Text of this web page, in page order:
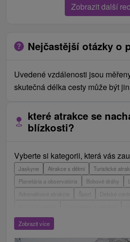
Zobrazit další
Nejčastější otázky o
Uvedené vzdálenosti jsou
skutečná délka cesty může být
které atrakce se
blízkosti?
Vyberte si kategorii, která vás
Jaskyne Atrakce s dětmi
Turistické
Planetária a observatória
Bobové dráhy
Adrenalinové atrakcie
Detské
ZOO a zvieracie farmy
Mestské a zámocké parky
Zobrazit více